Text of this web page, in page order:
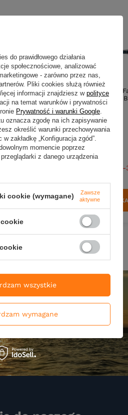
PROMOCJA
Przynęta Libra Lures Bass
Stick Worm 12,8cm | 040 -
With Blue Pepper | 8 szt.
27,89 zł
Kup za: 920.37pkt
-
42,90 zł-35%
Ilość produktów
DO
do prawidłowego działania
społecznościowe, analizować
- zarówno przez nas,
Pliki cookies służą również
informacji znajdziesz w polityce
na temat warunków i prywatności
Prywatność i warunki Google
oznacza zgodę na ich zapisywanie
określić warunki przechowywania
zakładkę „Konfiguracja zgód”.
momencie poprzez
z danego urządzenia
cookie (wymagane)
Zawsze
aktywne
wymagane
wszystkie